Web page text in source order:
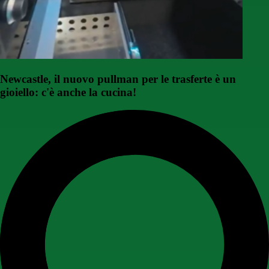
Newcastle, il nuovo pullman per le trasferte è un
gioiello: c'è anche la cucina!